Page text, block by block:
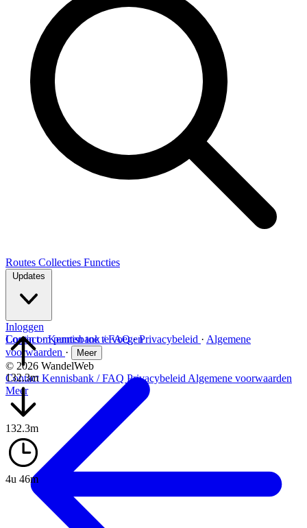
Routes Collecties Functies
Updates
Inloggen
Log in om punten toe te voegen
132.3m
132.3m
4u 46m
Contact· Kennisbank / FAQ· Privacybeleid · Algemene
voorwaarden · Meer
© 2026 WandelWeb
Contact Kennisbank / FAQ Privacybeleid Algemene voorwaarden
Meer